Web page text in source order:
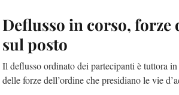
Deflusso in corso, forze
sul posto
Il deflusso ordinato dei partecipanti è tuttora
delle forze dell’ordine che presidiano le vie